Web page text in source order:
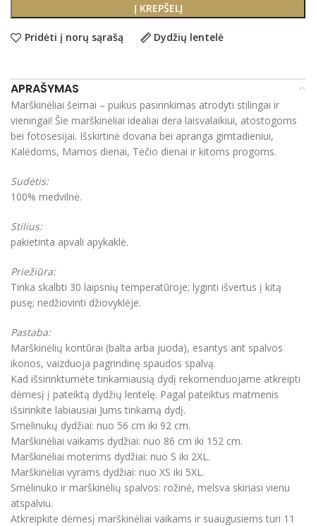
Į KREPŠELĮ
Pridėti į norų sąrašą Dydžių lentelė
APRAŠYMAS
Marškinėliai šeimai – puikus pasirinkimas atrodyti stilingai ir
vieningai! Šie marškinėliai idealiai dera laisvalaikiui, atostogoms
bei fotosesijai. Išskirtinė dovana bei apranga gimtadieniui,
Kalėdoms, Mamos dienai, Tėčio dienai ir kitoms progoms.
Sudėtis:
100% medvilnė.
Stilius:
pakietinta apvali apykaklė.
Priežiūra:
Tinka skalbti 30 laipsnių temperatūroje; lyginti išvertus į kitą
pusę; nedžiovinti džiovyklėje.
Pastaba:
Marškinėlių kontūrai (balta arba juoda), esantys ant spalvos
ikonos, vaizduoja pagrindinę spaudos spalvą.
Kad išsirinktumėte tinkamiausią dydį rekomenduojame atkreipti
dėmesį į pateiktą dydžių lentelę. Pagal pateiktus matmenis
išsirinkite labiausiai Jums tinkamą dydį.
Smėlinukų dydžiai: nuo 56 cm iki 92 cm.
Marškinėliai vaikams dydžiai: nuo 86 cm iki 152 cm.
Marškinėliai moterims dydžiai: nuo S iki 2XL.
Marškinėliai vyrams dydžiai: nuo XS iki 5XL.
Smėlinuko ir marškinėlių spalvos: rožinė, melsva skiriasi vienu
atspalviu.
Atkreipkite dėmesį marškinėliai vaikams ir suaugusiems turi 11